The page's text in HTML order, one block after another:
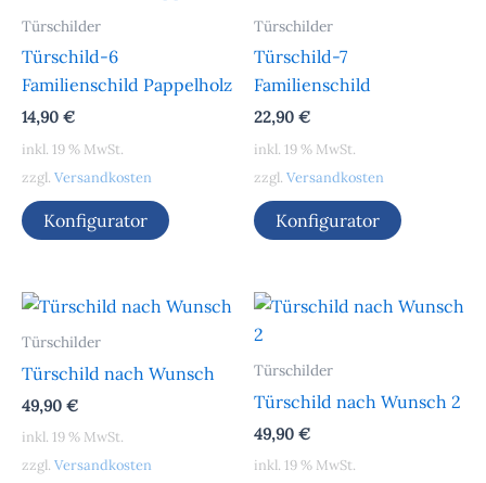
Türschilder
Türschild-6
Familienschild Pappelholz
14,90 €
inkl. 19 % MwSt.
zzgl. Versandkosten
Konfigurator
Türschilder
Türschild-7
Familienschild
22,90 €
inkl. 19 % MwSt.
zzgl. Versandkosten
Konfigurator
Türschilder
Türschild nach Wunsch
49,90 €
inkl. 19 % MwSt.
zzgl. Versandkosten
Türschilder
Türschild nach Wunsch 2
49,90 €
inkl. 19 % MwSt.